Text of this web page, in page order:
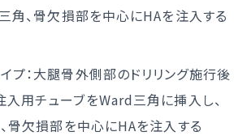
角、骨欠損部を中心にHAを注入する
プ：大腿骨外側部のドリリング施行後
入用チューブをWard三角に挿入し、
骨欠損部を中心にHAを注入する